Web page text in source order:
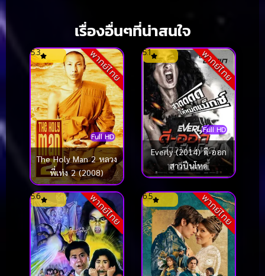
เรื่องอื่นๆที่น่าสนใจ
พากย์ไทย
Full HD
5.3
The Holy Man 2 หลวง
พี่เท่ง 2 (2008)
พากย์ไทย
Full HD
5.1
Everly (2014) ดี-ออก
สาวปืนโหด
พากย์ไทย
5.6 พากย์ไทย
6.5